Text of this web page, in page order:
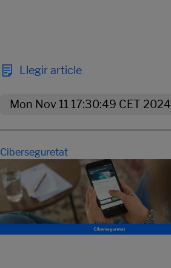
Llegir article
Mon Nov 11 17:30:49 CET 2024
Ciberseguretat